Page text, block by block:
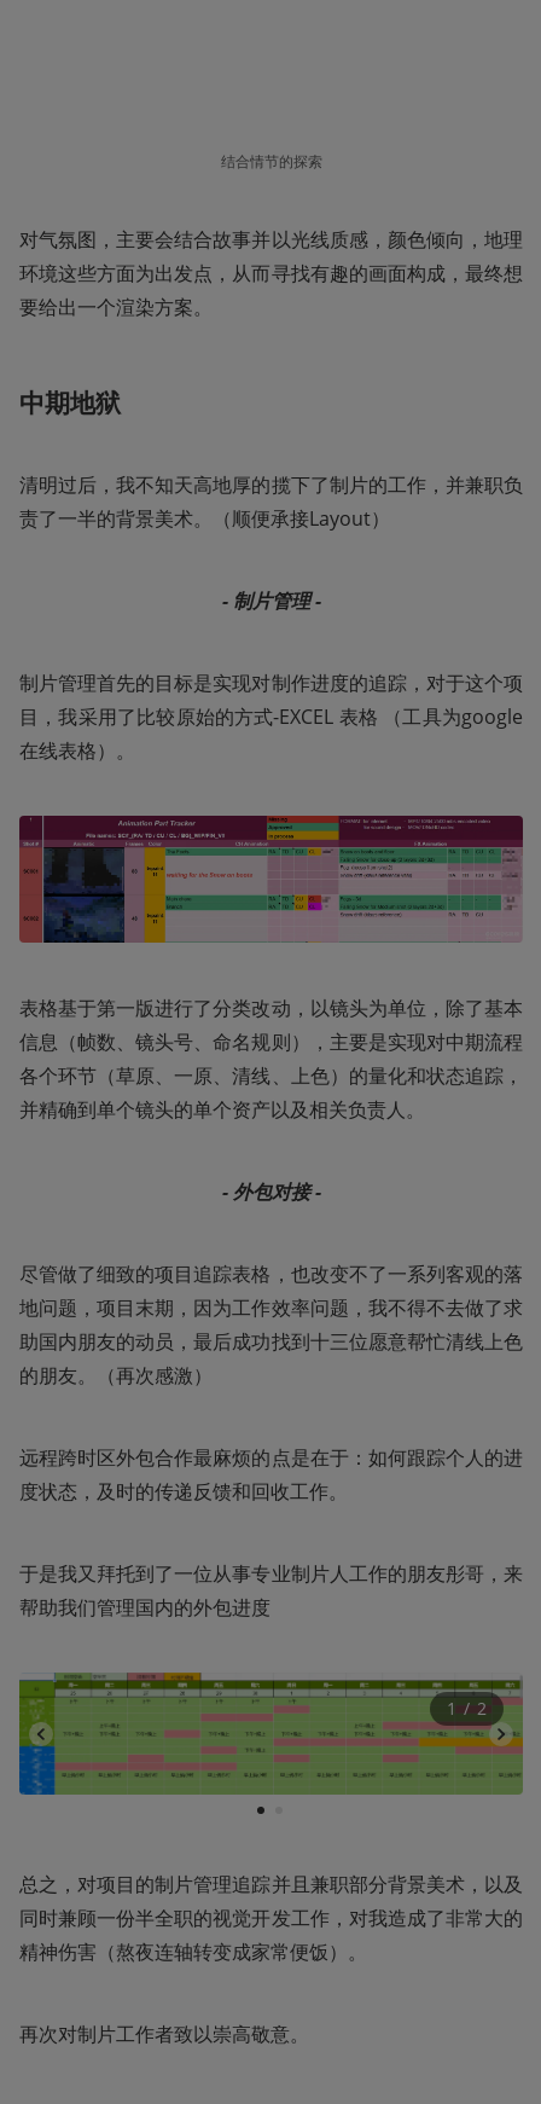
结合情节的探索
对气氛图，主要会结合故事并以光线质感，颜色倾向，地理
环境这些方面为出发点，从而寻找有趣的画面构成，最终想
要给出一个渲染方案。
中期地狱
清明过后，我不知天高地厚的揽下了制片的工作，并兼职负
责了一半的背景美术。（顺便承接Layout）
- 制片管理 -
制片管理首先的目标是实现对制作进度的追踪，对于这个项
目，我采用了比较原始的方式-EXCEL 表格 （工具为google
在线表格）。
表格基于第一版进行了分类改动，以镜头为单位，除了基本
信息（帧数、镜头号、命名规则），主要是实现对中期流程
各个环节（草原、一原、清线、上色）的量化和状态追踪，
并精确到单个镜头的单个资产以及相关负责人。
- 外包对接 -
尽管做了细致的项目追踪表格，也改变不了一系列客观的落
地问题，项目末期，因为工作效率问题，我不得不去做了求
助国内朋友的动员，最后成功找到十三位愿意帮忙清线上色
的朋友。（再次感激）
远程跨时区外包合作最麻烦的点是在于：如何跟踪个人的进
度状态，及时的传递反馈和回收工作。
于是我又拜托到了一位从事专业制片人工作的朋友彤哥，来
帮助我们管理国内的外包进度
1
1 / 2
总之，对项目的制片管理追踪并且兼职部分背景美术，以及
同时兼顾一份半全职的视觉开发工作，对我造成了非常大的
精神伤害（熬夜连轴转变成家常便饭）。
再次对制片工作者致以崇高敬意。